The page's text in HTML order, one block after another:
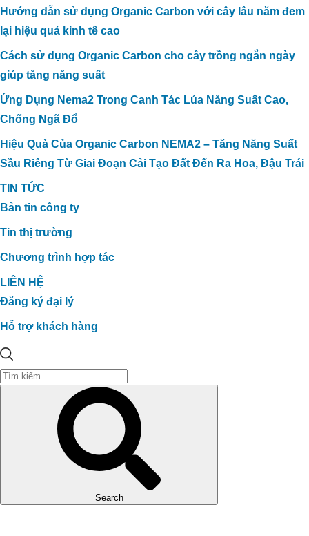
Hướng dẫn sử dụng Organic Carbon với cây lâu năm đem
lại hiệu quả kinh tế cao
Cách sử dụng Organic Carbon cho cây trồng ngắn ngày
giúp tăng năng suất
Ứng Dụng Nema2 Trong Canh Tác Lúa Năng Suất Cao,
Chống Ngã Đổ
Hiệu Quả Của Organic Carbon NEMA2 – Tăng Năng Suất
Sầu Riêng Từ Giai Đoạn Cải Tạo Đất Đến Ra Hoa, Đậu Trái
TIN TỨC
Bản tin công ty
Tin thị trường
Chương trình hợp tác
LIÊN HỆ
Đăng ký đại lý
Hỗ trợ khách hàng
Search